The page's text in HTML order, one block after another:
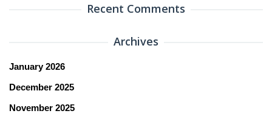
Recent Comments
Archives
January 2026
December 2025
November 2025